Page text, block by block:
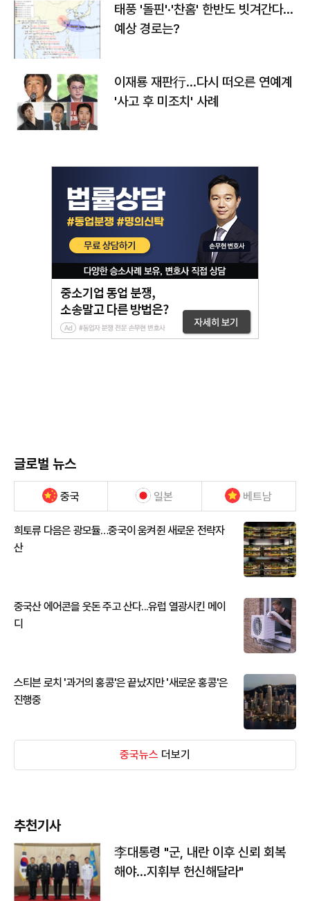
태풍 '돌핀'·'찬홈' 한반도 빗겨간다…
예상 경로는?
이재룡 재판行…다시 떠오른 연예계
'사고 후 미조치' 사례
글로벌 뉴스
중국 일본 베트남
희토류 다음은 광모듈…중국이 움켜쥔 새로운 전략자
산
중국산 에어콘을 웃돈 주고 산다...유럽 열광시킨 메이
디
스티븐 로치 '과거의 홍콩'은 끝났지만 '새로운 홍콩'은
진행중
중국뉴스 더보기
추천기사
李대통령 "군, 내란 이후 신뢰 회복
해야…지휘부 헌신해달라"